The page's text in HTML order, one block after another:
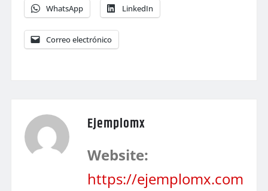
WhatsApp LinkedIn
Correo electrónico
Ejemplomx
Website:
https://ejemplomx.com